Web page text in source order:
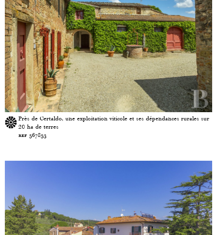
Près de Certaldo, une exploitation viticole et ses dépendances rurales sur
20 ha de terres
ref 567853